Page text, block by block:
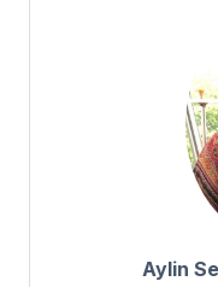
Aylin